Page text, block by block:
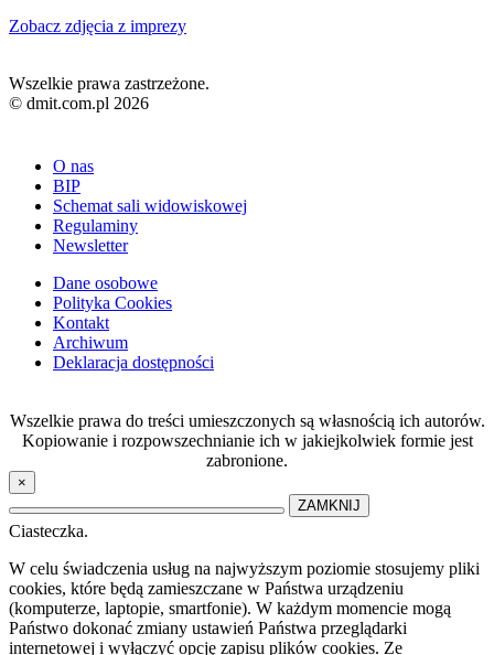
Zobacz zdjęcia z imprezy
Wszelkie prawa zastrzeżone.
© dmit.com.pl 2026
O nas
BIP
Schemat sali widowiskowej
Regulaminy
Newsletter
Dane osobowe
Polityka Cookies
Kontakt
Archiwum
Deklaracja dostępności
Wszelkie prawa do treści umieszczonych są własnością ich autorów.
Kopiowanie i rozpowszechnianie ich w jakiejkolwiek formie jest
zabronione.
×
ZAMKNIJ
Ciasteczka.
W celu świadczenia usług na najwyższym poziomie stosujemy pliki
cookies, które będą zamieszczane w Państwa urządzeniu
(komputerze, laptopie, smartfonie). W każdym momencie mogą
Państwo dokonać zmiany ustawień Państwa przeglądarki
internetowej i wyłączyć opcję zapisu plików cookies. Ze